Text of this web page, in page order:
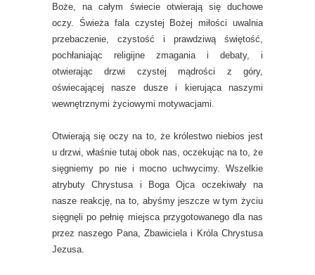
Boże, na całym świecie otwierają się duchowe
oczy. Świeża fala czystej Bożej miłości uwalnia
przebaczenie, czystość i prawdziwą świętość,
pochłaniając religijne zmagania i debaty, i
otwierając drzwi czystej mądrości z góry,
oświecającej nasze dusze i kierująca naszymi
wewnętrznymi życiowymi motywacjami.
Otwierają się oczy na to, że królestwo niebios jest
u drzwi, właśnie tutaj obok nas, oczekując na to, że
sięgniemy po nie i mocno uchwycimy. Wszelkie
atrybuty Chrystusa i Boga Ojca oczekiwały na
nasze reakcję, na to, abyśmy jeszcze w tym życiu
sięgnęli po pełnię miejsca przygotowanego dla nas
przez naszego Pana, Zbawiciela i Króla Chrystusa
Jezusa.